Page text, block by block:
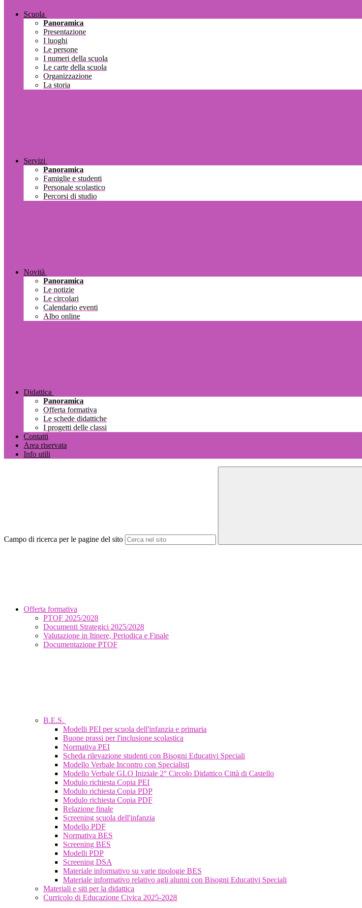
Scuola
Panoramica
Presentazione
I luoghi
Le persone
I numeri della scuola
Le carte della scuola
Organizzazione
La storia
Servizi
Panoramica
Famiglie e studenti
Personale scolastico
Percorsi di studio
Novità
Panoramica
Le notizie
Le circolari
Calendario eventi
Albo online
Didattica
Panoramica
Offerta formativa
Le schede didattiche
I progetti delle classi
Contatti
Area riservata
Info utili
Campo di ricerca per le pagine del sito
Offerta formativa
PTOF 2025/2028
Documenti Strategici 2025/2028
Valutazione in Itinere, Periodica e Finale
Documentazione PTOF
B.E.S.
Modelli PEI per scuola dell'infanzia e primaria
Buone prassi per l'inclusione scolastica
Normativa PEI
Scheda rilevazione studenti con Bisogni Educativi Speciali
Modello Verbale Incontro con Specialisti
Modello Verbale GLO Iniziale 2° Circolo Didattico Città di Castello
Modulo richiesta Copia PEI
Modulo richiesta Copia PDP
Modulo richiesta Copia PDF
Relazione finale
Screening scuola dell'infanzia
Modello PDF
Normativa BES
Screening BES
Modelli PDP
Screening DSA
Materiale informativo su varie tipologie BES
Materiale informativo relativo agli alunni con Bisogni Educativi Speciali
Materiali e siti per la didattica
Curricolo di Educazione Civica 2025-2028